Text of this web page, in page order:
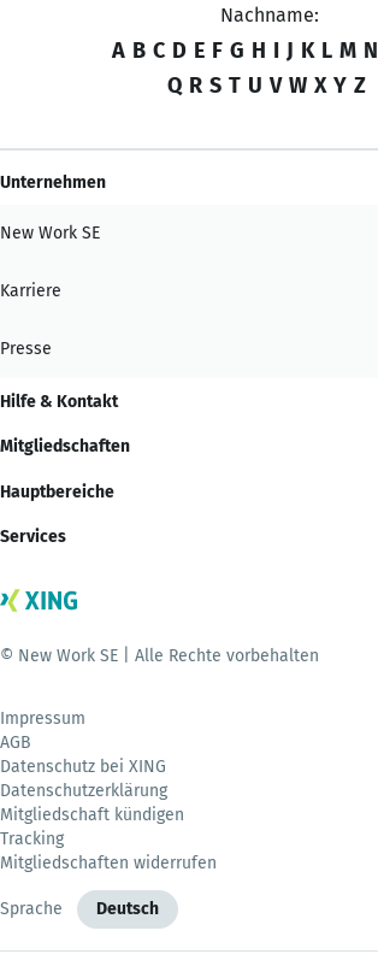
Nachname:
A B C D E F G H I J K L M N
Q R S T U V W X Y Z
Unternehmen
New Work SE
Karriere
Presse
Hilfe & Kontakt
Mitgliedschaften
Hauptbereiche
Services
© New Work SE | Alle Rechte vorbehalten
Impressum
AGB
Datenschutz bei XING
Datenschutzerklärung
Mitgliedschaft kündigen
Tracking
Mitgliedschaften widerrufen
Sprache Deutsch